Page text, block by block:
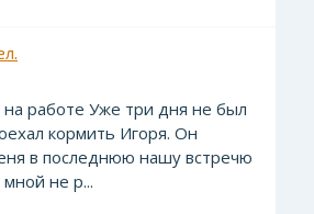
работе Уже три дня не был
кормить Игоря. Он
в последнюю нашу встречю
не р...